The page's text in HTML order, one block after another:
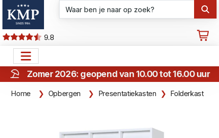
9.8
Zomer 2026: geopend van 10.00 tot 16.00 uur
Home Opbergen Presentatiekasten Folderkast